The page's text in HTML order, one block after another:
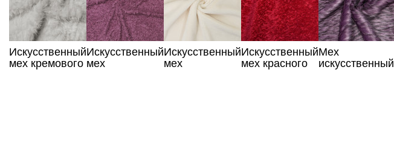
Искусственный
мех кремового
Искусственный
мех
Искусственный
мех
Искусственный
мех красного
Мех
искусственный